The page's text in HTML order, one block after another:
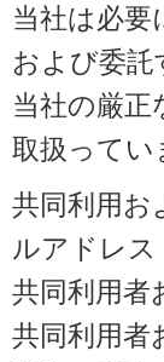
当社は必要
および委
当社の厳正
取扱ってい
共同利用お
ルアドレス
共同利用者
共同利用者